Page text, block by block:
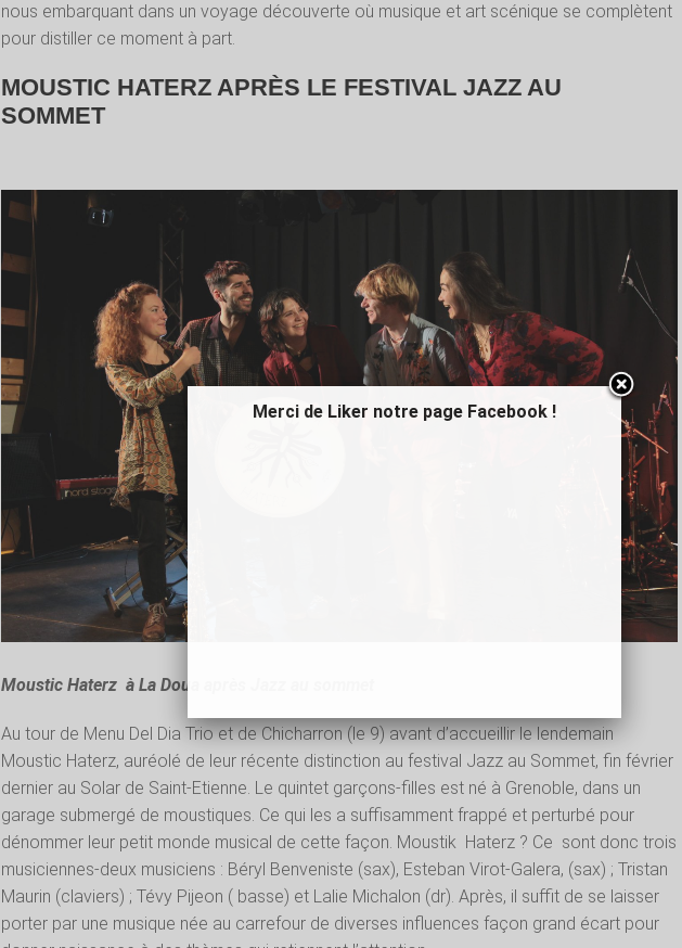
nous embarquant dans un voyage découverte où musique et art scénique se complètent
pour distiller ce moment à part.
MOUSTIC HATERZ APRÈS LE FESTIVAL JAZZ AU
SOMMET
Moustic Haterz à La Doua après Jazz au sommet
Au tour de Menu Del Dia Trio et de Chicharron (le 9) avant d’accueillir le lendemain
Moustic Haterz, auréolé de leur récente distinction au festival Jazz au Sommet, fin février
dernier au Solar de Saint-Etienne. Le quintet garçons-filles est né à Grenoble, dans un
garage submergé de moustiques. Ce qui les a suffisamment frappé et perturbé pour
dénommer leur petit monde musical de cette façon. Moustik Haterz ? Ce sont donc trois
musiciennes-deux musiciens : Béryl Benveniste (sax), Esteban Virot-Galera, (sax) ; Tristan
Maurin (claviers) ; Tévy Pijeon ( basse) et Lalie Michalon (dr). Après, il suffit de se laisser
porter par une musique née au carrefour de diverses influences façon grand écart pour
Merci de Liker notre page Facebook !